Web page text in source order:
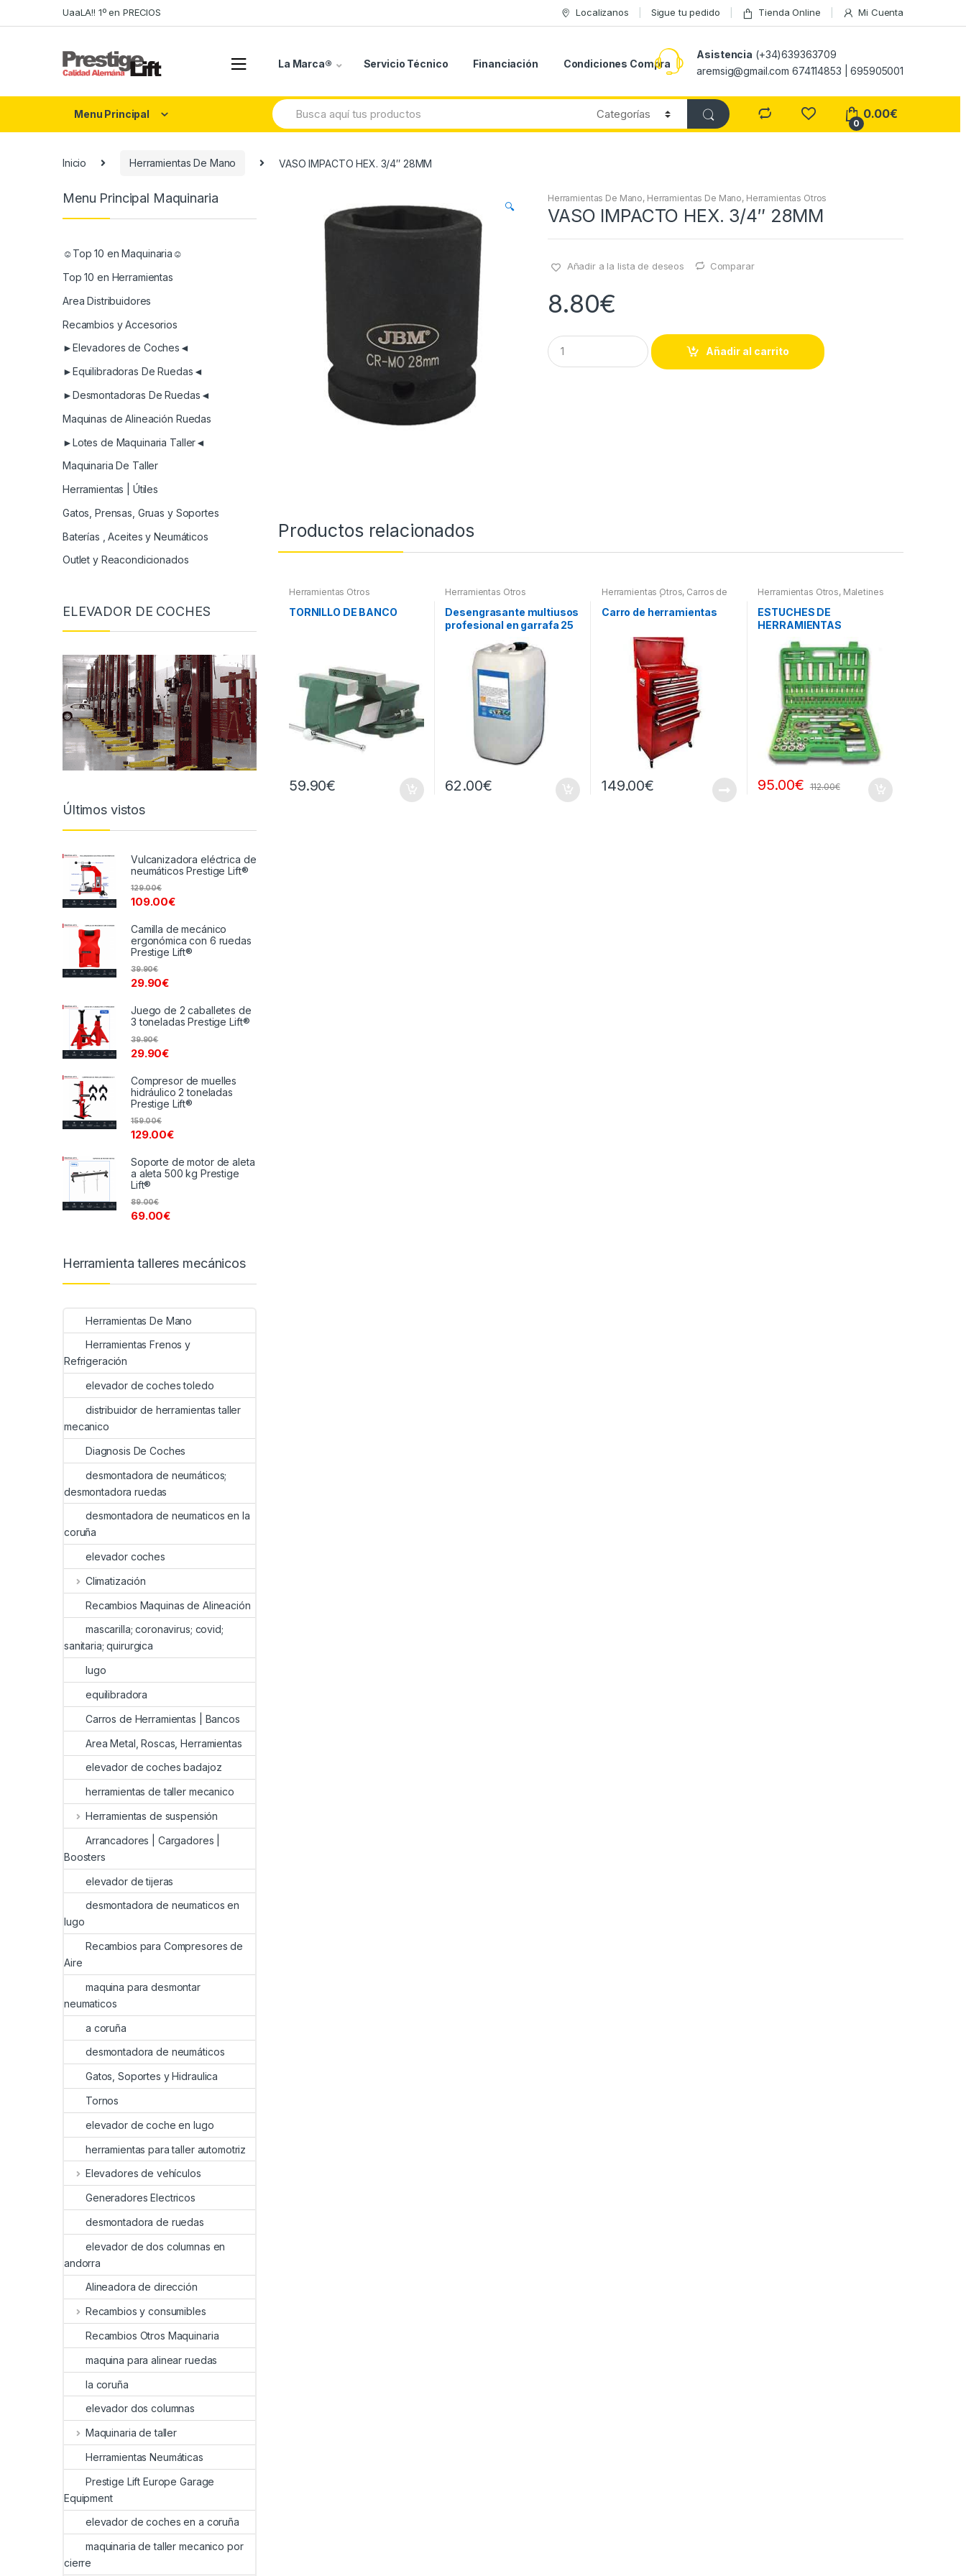
to
to
UaaLA!! 1º en PRECIOS Localizanos Sigue tu pedido Tienda Online Mi Cuenta
La Marca® Servicio Técnico Financiación Condiciones Compra
Asistencia (+34)639363709
aremsig@gmail.com 674114853 | 695905001
Menu Principal
Search
for:
0
0.00€
Inicio Herramientas De Mano VASO IMPACTO HEX. 3/4″ 28MM
🔍
Herramientas De Mano, Herramientas De Mano, Herramientas Otros
VASO IMPACTO HEX. 3/4″ 28MM
Añadir a la lista de deseos Comparar
8.80€
Q
u
a
Añadir al carrito
Productos relacionados
Herramientas Otros
TORNILLO DE BANCO
59.90€
Herramientas Otros
Desengrasante multiusos
profesional en garrafa 25
62.00€
Herramientas Otros, Carros de
Herramientas | Bancos
Carro de herramientas
149.00€
Herramientas Otros, Maletines
Compresímetros, otros
ESTUCHES DE
HERRAMIENTAS
95.00€ 112.00€
Menu Principal Maquinaria
☺Top 10 en Maquinaria☺
Top 10 en Herramientas
Area Distribuidores
Recambios y Accesorios
►Elevadores de Coches◄
►Equilibradoras De Ruedas◄
►Desmontadoras De Ruedas◄
Maquinas de Alineación Ruedas
►Lotes de Maquinaria Taller◄
Maquinaria De Taller
Herramientas | Útiles
Gatos, Prensas, Gruas y Soportes
Baterías , Aceites y Neumáticos
Outlet y Reacondicionados
ELEVADOR DE COCHES
Últimos vistos
Vulcanizadora eléctrica de
neumáticos Prestige Lift®
109.00€
129.00€
Camilla de mecánico
ergonómica con 6 ruedas
Prestige Lift®
29.90€
39.90€
Juego de 2 caballetes de
3 toneladas Prestige Lift®
29.90€
39.90€
Compresor de muelles
hidráulico 2 toneladas
Prestige Lift®
129.00€
159.00€
Soporte de motor de aleta
a aleta 500 kg Prestige
Lift®
69.00€
89.00€
Herramienta talleres mecánicos
Herramientas De Mano
Herramientas Frenos y
Refrigeración
elevador de coches toledo
distribuidor de herramientas taller
mecanico
Diagnosis De Coches
desmontadora de neumáticos;
desmontadora ruedas
desmontadora de neumaticos en la
coruña
elevador coches
Climatización
Recambios Maquinas de Alineación
mascarilla; coronavirus; covid;
sanitaria; quirurgica
lugo
equilibradora
Carros de Herramientas | Bancos
Area Metal, Roscas, Herramientas
elevador de coches badajoz
herramientas de taller mecanico
Herramientas de suspensión
Arrancadores | Cargadores |
Boosters
elevador de tijeras
desmontadora de neumaticos en
lugo
Recambios para Compresores de
Aire
maquina para desmontar
neumaticos
a coruña
desmontadora de neumáticos
Gatos, Soportes y Hidraulica
Tornos
elevador de coche en lugo
herramientas para taller automotriz
Elevadores de vehículos
Generadores Electricos
desmontadora de ruedas
elevador de dos columnas en
andorra
Alineadora de dirección
Recambios y consumibles
Recambios Otros Maquinaria
maquina para alinear ruedas
la coruña
elevador dos columnas
Maquinaria de taller
Herramientas Neumáticas
Prestige Lift Europe Garage
Equipment
elevador de coches en a coruña
maquinaria de taller mecanico por
cierre